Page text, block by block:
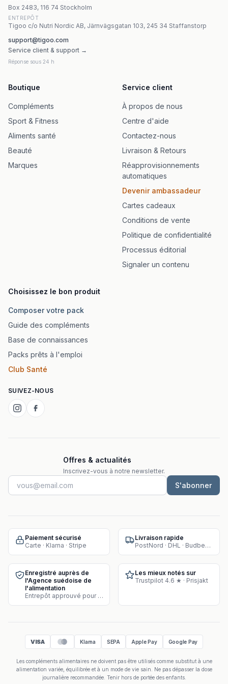
Nature's Way - Alive! Women'S Ultra Multivitamin - 60
Box 2483, 116 74 Stockholm
ENTREPÔT
Tigoo c/o Nutri Nordic AB, Järnvägsgatan 103, 245 34 Staffanstorp
support@tigoo.com
Service client & support →
Réponse sous 24 h
Boutique
Compléments
Sport & Fitness
Aliments santé
Beauté
Marques
Service client
À propos de nous
Centre d'aide
Contactez-nous
Livraison & Retours
Réapprovisionnements
automatiques
Devenir ambassadeur
Cartes cadeaux
Conditions de vente
Politique de confidentialité
Processus éditorial
Signaler un contenu
Choisissez le bon produit
Composer votre pack
Guide des compléments
Base de connaissances
Packs prêts à l'emploi
Club Santé
SUIVEZ-NOUS
Offres & actualités
Inscrivez-vous à notre newsletter.
S'abonner
Paiement sécurisé
Carte · Klarna · Stripe
Livraison rapide
PostNord · DHL · Budbee · Instabox
Enregistré auprès de
l'Agence suédoise de
l'alimentation
Entrepôt approuvé pour la vente de compléments
Les mieux notés sur
Trustpilot 4.6 ★ · Prisjakt
VISA Klarna SEPA Apple Pay Google Pay
Les compléments alimentaires ne doivent pas être utilisés comme substitut à une
alimentation variée, équilibrée et à un mode de vie sain. Ne pas dépasser la dose
journalière recommandée. Tenir hors de portée des enfants.